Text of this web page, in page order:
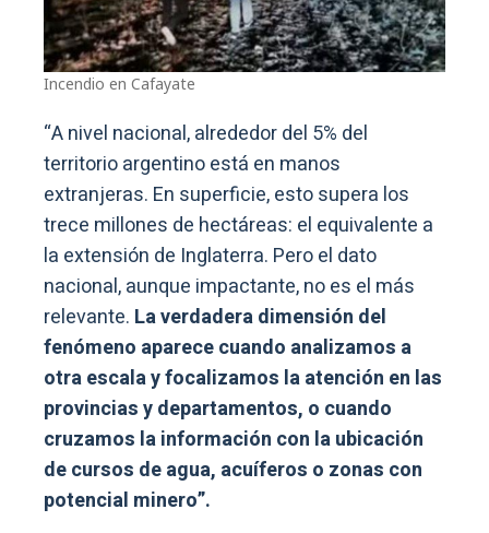
Incendio en Cafayate
“A nivel nacional, alrededor del 5% del
territorio argentino está en manos
extranjeras. En superficie, esto supera los
trece millones de hectáreas: el equivalente a
la extensión de Inglaterra. Pero el dato
nacional, aunque impactante, no es el más
relevante. La verdadera dimensión del
fenómeno aparece cuando analizamos a
otra escala y focalizamos la atención en las
provincias y departamentos, o cuando
cruzamos la información con la ubicación
de cursos de agua, acuíferos o zonas con
potencial minero”.